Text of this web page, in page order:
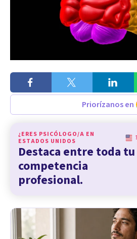
Priorízanos en
¿ERES PSICÓLOGO/A EN
ESTADOS UNIDOS
Destaca entre toda tu
competencia
profesional.